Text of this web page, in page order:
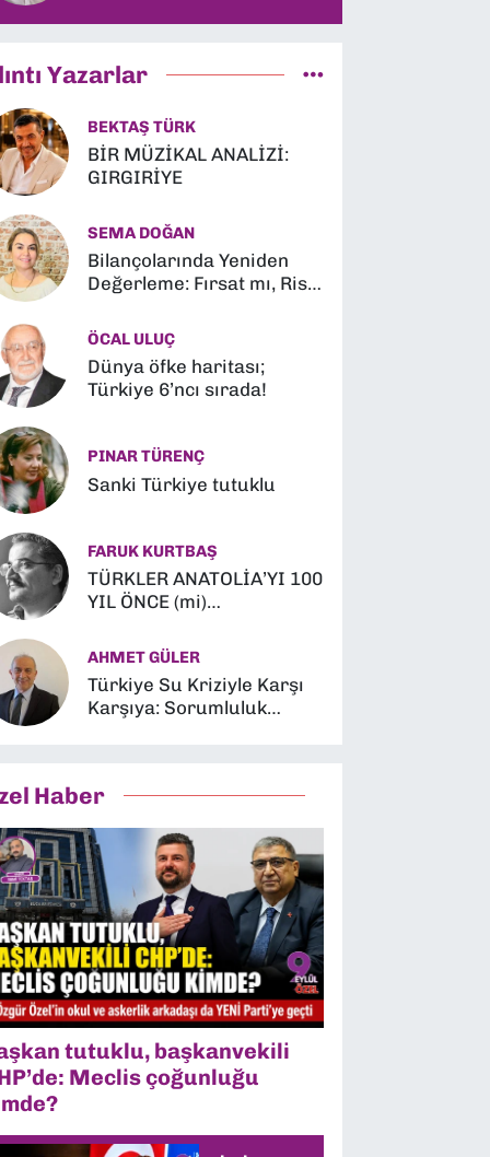
Yazarlar
BEKTAŞ TÜRK
BİR MÜZİKAL ANALİZİ:
GIRGIRİYE
SEMA DOĞAN
Bilançolarında Yeniden
Değerleme: Fırsat mı, Risk
ÖCAL ULUÇ
Dünya öfke haritası;
Türkiye 6’ncı sırada!
PINAR TÜRENÇ
Sanki Türkiye tutuklu
FARUK KURTBAŞ
TÜRKLER ANATOLİA’YI 100
YIL ÖNCE (mi)
AHMET GÜLER
Türkiye Su Kriziyle Karşı
Karşıya: Sorumluluk
Haber
tutuklu, başkanvekili
Meclis çoğunluğu